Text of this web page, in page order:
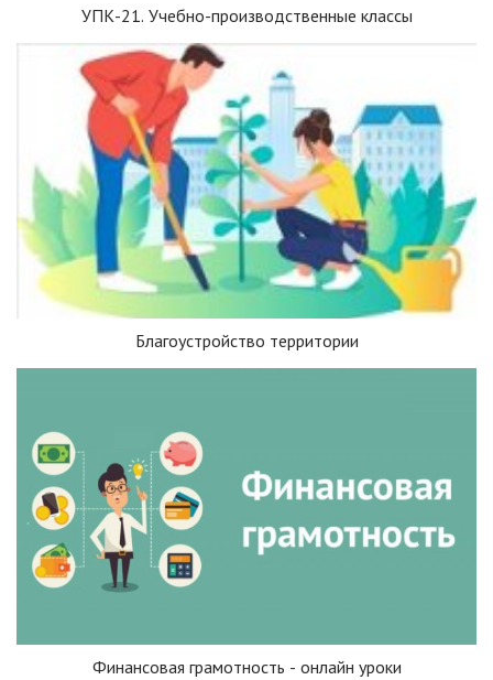
УПК-21. Учебно-производственные классы
Благоустройство территории
Финансовая грамотность - онлайн уроки